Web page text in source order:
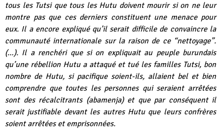
tous les Tutsi que tous les Hutu doivent mourir si on ne leur
montre pas que ces derniers constituent une menace pour
eux. Il a encore expliqué qu’il serait difficile de convaincre la
communauté internationale sur la raison de ce “nettoyage”.
(…). Il a renchéri que si on expliquait au peuple burundais
qu’une rébellion Hutu a attaqué et tué les familles Tutsi, bon
nombre de Hutu, si pacifique soient-ils, allaient bel et bien
comprendre que toutes les personnes qui seraient arrêtées
sont des récalcitrants (abamenja) et que par conséquent il
serait justifiable devant les autres Hutu que leurs confrères
soient arrêtées et emprisonnées.